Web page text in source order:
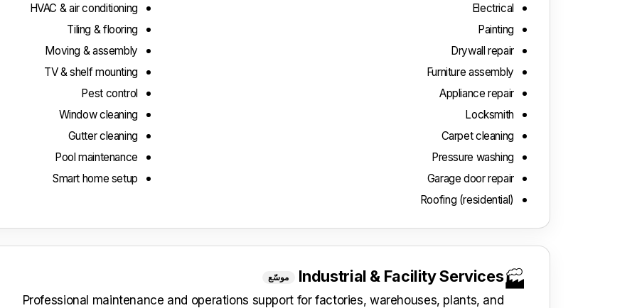
Electrical
HVAC & air conditioning
Painting
Tiling & flooring
Drywall repair
Moving & assembly
Furniture assembly
TV & shelf mounting
Appliance repair
Pest control
Locksmith
Window cleaning
Carpet cleaning
Gutter cleaning
Pressure washing
Pool maintenance
Garage door repair
Smart home setup
Roofing (residential)
🏭
Industrial & Facility Services موسّع
Professional maintenance and operations support for factories, warehouses, plants, and